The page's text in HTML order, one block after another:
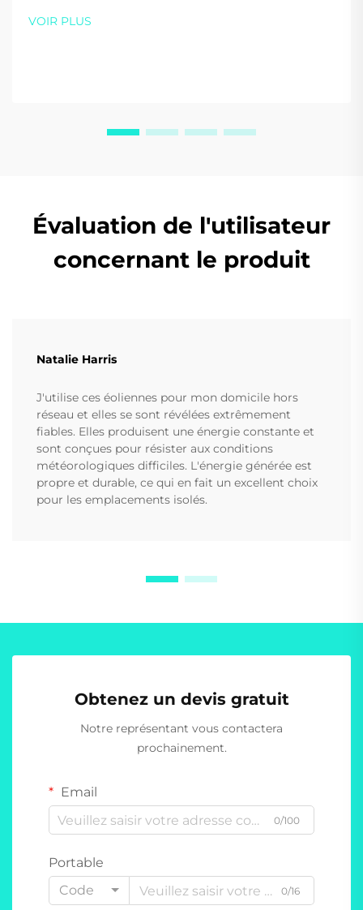
les économies — téléchargez gratuitement notre
VOIR PLUS
Évaluation de l'utilisateur
concernant le produit
Natalie Harris
J'utilise ces éoliennes pour mon domicile hors
réseau et elles se sont révélées extrêmement
fiables. Elles produisent une énergie constante et
sont conçues pour résister aux conditions
météorologiques difficiles. L'énergie générée est
propre et durable, ce qui en fait un excellent choix
pour les emplacements isolés.
Obtenez un devis gratuit
Notre représentant vous contactera
prochainement.
Email
0/100
Portable
Code
0/16